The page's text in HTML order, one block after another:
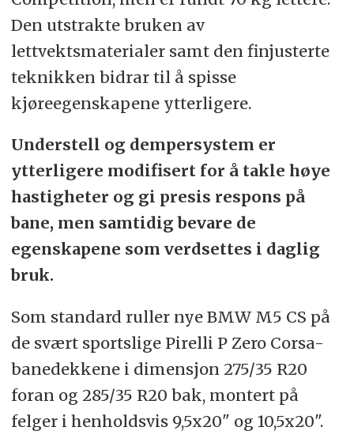
Den utstrakte bruken av
lettvektsmaterialer samt den finjusterte
teknikken bidrar til å spisse
kjøreegenskapene ytterligere.
Understell og dempersystem er
ytterligere modifisert for å takle høye
hastigheter og gi presis respons på
bane, men samtidig bevare de
egenskapene som verdsettes i daglig
bruk.
Som standard ruller nye BMW M5 CS på
de svært sportslige Pirelli P Zero Corsa-
banedekkene i dimensjon 275/35 R20
foran og 285/35 R20 bak, montert på
felger i henholdsvis 9,5x20" og 10,5x20".